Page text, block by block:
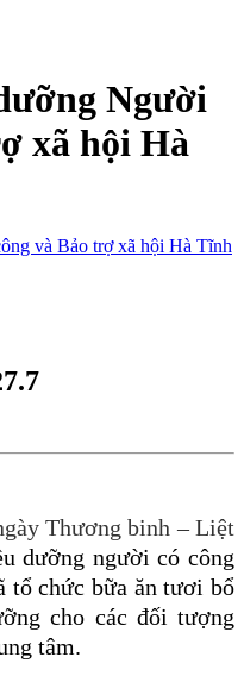
Người
xã hội Hà
Thương binh – Liệt
dưỡng người có công
tổ chức bữa ăn tươi bổ
cho các đối tượng
tâm.